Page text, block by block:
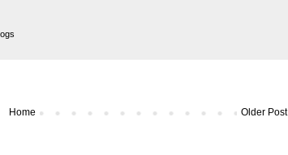
Older Post
Home